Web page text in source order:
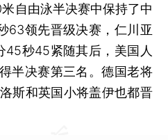
由泳半决赛中保持了中
63领先晋级决赛，仁川亚
45秒45紧随其后，美国人
半决赛第三名。德国老将
斯和英国小将盖伊也都晋